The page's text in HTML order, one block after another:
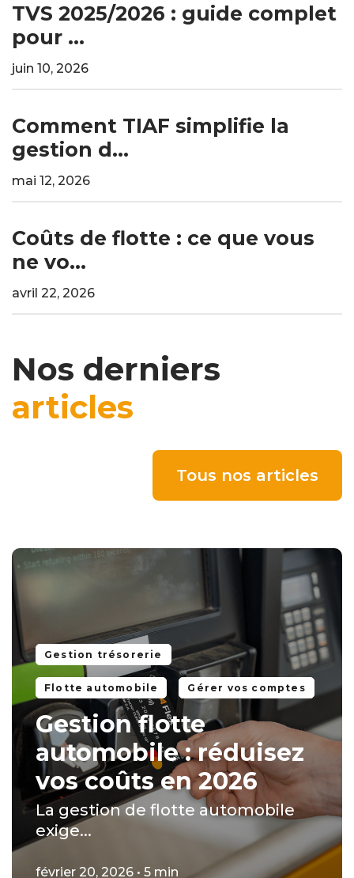
TVS 2025/2026 : guide complet
pour ...
juin 10, 2026
Comment TIAF simplifie la
gestion d...
mai 12, 2026
Coûts de flotte : ce que vous
ne vo...
avril 22, 2026
Nos derniers
articles
Tous nos articles
Gestion trésorerie
Flotte automobile Gérer vos comptes
Gestion flotte
automobile : réduisez
vos coûts en 2026
La gestion de flotte automobile
exige...
février 20, 2026 • 5 min